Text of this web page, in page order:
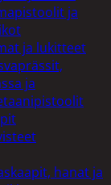
ja
ja lukitteet
ja
hanat ja